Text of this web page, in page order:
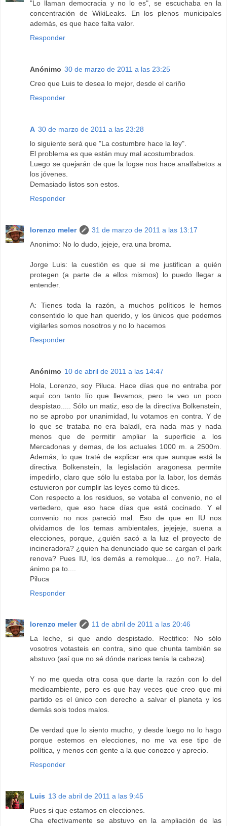
"Lo llaman democracia y no lo es", se escuchaba en la
concentración de WikiLeaks. En los plenos municipales
además, es que hace falta valor.
Responder
Anónimo 30 de marzo de 2011 a las 23:25
Creo que Luis te desea lo mejor, desde el cariño
Responder
A 30 de marzo de 2011 a las 23:28
lo siguiente será que "La costumbre hace la ley".
El problema es que están muy mal acostumbrados.
Luego se quejarán de que la logse nos hace analfabetos a
los jóvenes.
Demasiado listos son estos.
Responder
lorenzo meler
31 de marzo de 2011 a las 13:17
Anonimo: No lo dudo, jejeje, era una broma.
Jorge Luis: la cuestión es que si me justifican a quién
protegen (a parte de a ellos mismos) lo puedo llegar a
entender.
A: Tienes toda la razón, a muchos políticos le hemos
consentido lo que han querido, y los únicos que podemos
vigilarles somos nosotros y no lo hacemos
Responder
Anónimo 10 de abril de 2011 a las 14:47
Hola, Lorenzo, soy Piluca. Hace días que no entraba por
aquí con tanto lío que llevamos, pero te veo un poco
despistao..... Sólo un matiz, eso de la directiva Bolkenstein,
no se aprobo por unanimidad, Iu votamos en contra. Y de
lo que se trataba no era baladí, era nada mas y nada
menos que de permitir ampliar la superficie a los
Mercadonas y demas, de los actuales 1000 m. a 2500m.
Además, lo que traté de explicar era que aunque está la
directiva Bolkenstein, la legislación aragonesa permite
impedirlo, claro que sólo Iu estaba por la labor, los demás
estuvieron por cumplir las leyes como tú dices.
Con respecto a los residuos, se votaba el convenio, no el
vertedero, que eso hace días que está cocinado. Y el
convenio no nos pareció mal. Eso de que en IU nos
olvidamos de los temas ambientales, jejejeje, suena a
elecciones, porque, ¿quién sacó a la luz el proyecto de
incineradora? ¿quien ha denunciado que se cargan el park
renova? Pues IU, los demás a remolque... ¿o no?. Hala,
ánimo pa to....
Piluca
Responder
lorenzo meler
11 de abril de 2011 a las 20:46
La leche, si que ando despistado. Rectifico: No sólo
vosotros votasteis en contra, sino que chunta también se
abstuvo (así que no sé dónde narices tenía la cabeza).
Y no me queda otra cosa que darte la razón con lo del
medioambiente, pero es que hay veces que creo que mi
partido es el único con derecho a salvar el planeta y los
demás sois todos malos.
De verdad que lo siento mucho, y desde luego no lo hago
porque estemos en elecciones, no me va ese tipo de
política, y menos con gente a la que conozco y aprecio.
Responder
Luis 13 de abril de 2011 a las 9:45
Pues si que estamos en elecciones.
Cha efectivamente se abstuvo en la ampliación de las